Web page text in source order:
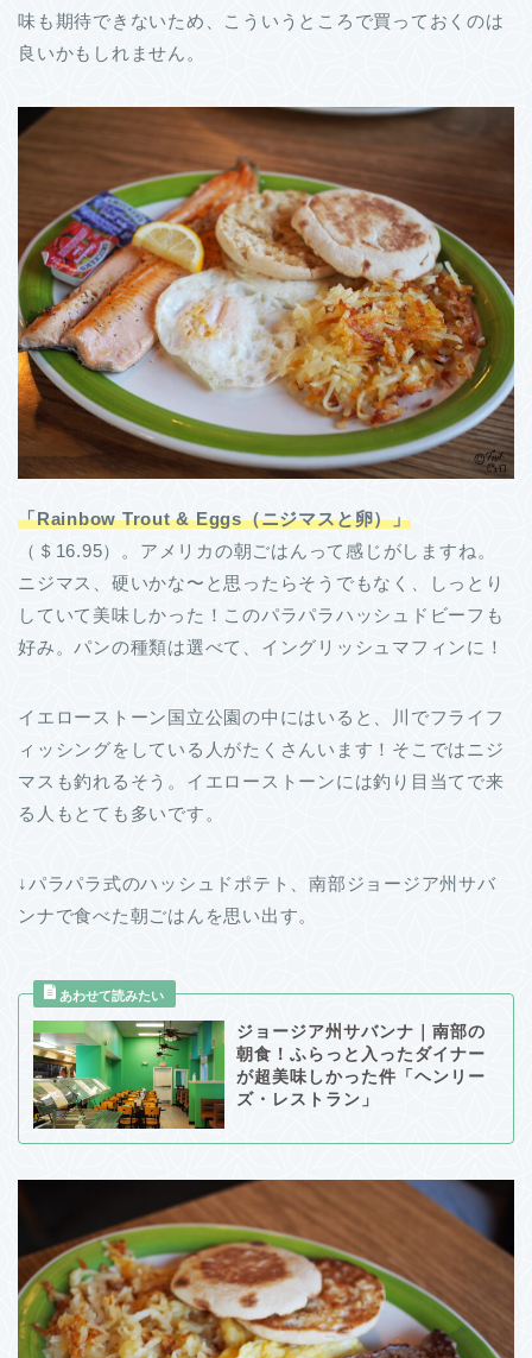
味も期待できないため、こういうところで買っておくのは
良いかもしれません。
「Rainbow Trout & Eggs（ニジマスと卵）」
（＄16.95）。アメリカの朝ごはんって感じがしますね。
ニジマス、硬いかな〜と思ったらそうでもなく、しっとり
していて美味しかった！このパラパラハッシュドビーフも
好み。パンの種類は選べて、イングリッシュマフィンに！
イエローストーン国立公園の中にはいると、川でフライフ
ィッシングをしている人がたくさんいます！そこではニジ
マスも釣れるそう。イエローストーンには釣り目当てで来
る人もとても多いです。
↓パラパラ式のハッシュドポテト、南部ジョージア州サバ
ンナで食べた朝ごはんを思い出す。
ジョージア州サバンナ｜南部の
朝食！ふらっと入ったダイナー
が超美味しかった件「ヘンリー
ズ・レストラン」